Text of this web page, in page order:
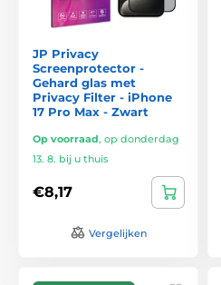
JP Privacy
Screenprotector -
Gehard glas met
Privacy Filter - iPhone
17 Pro Max - Zwart
Op voorraad, op donderdag
13. 8. bij u thuis
€8,17
Vergelijken